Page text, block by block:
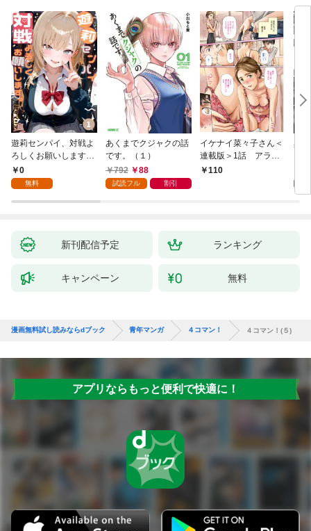
遊莉センパイ、対戦よ
ろしくお願いします。
1 0
無料
あくまでクジャクの話
です。（１）
792
88
試読フル 割引
イケナイ菜々子さん＜
連載版＞1話 アラフ
ォー女神と初体験
110
異
新刊配信予定 ランキング
キャンペーン 無料
漫画無料試し読みならdブック 青年マンガ ４コマン！ ４コマン！(５)
アプリならもっと便利で快適に！